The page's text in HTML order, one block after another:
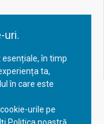
uri.
în timp
ta,
în care este
urile pe